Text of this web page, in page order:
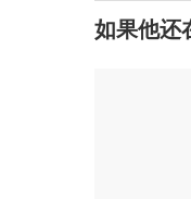
如果他还